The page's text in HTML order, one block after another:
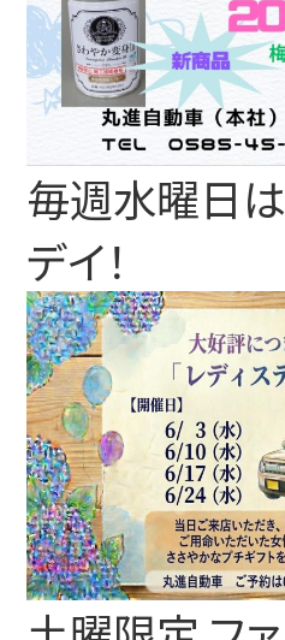
毎週水曜日
デイ！